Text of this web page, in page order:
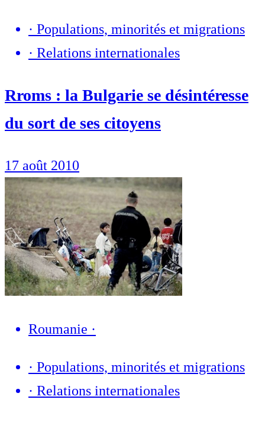
· Populations, minorités et migrations
· Relations internationales
Rroms : la Bulgarie se désintéresse
du sort de ses citoyens
17 août 2010
Roumanie ·
· Populations, minorités et migrations
· Relations internationales